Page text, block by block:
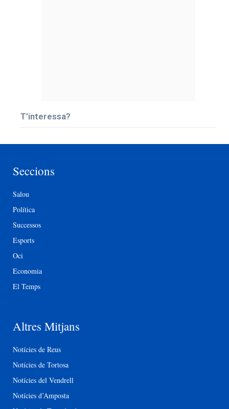
T’interessa?
Seccions
Salou
Política
Successos
Esports
Oci
Economia
El Temps
Altres Mitjans
Notícies de Reus
Notícies de Tortosa
Notícies del Vendrell
Notícies d’Amposta